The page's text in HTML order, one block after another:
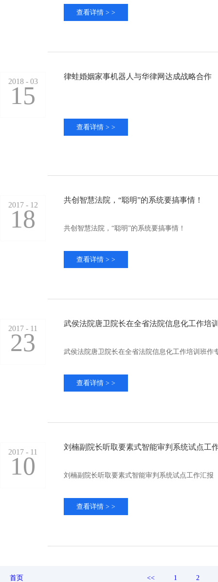
查看详情 > >
2018 - 03
15
律蛙婚姻家事机器人与华律网达成战略合作
查看详情 > >
2017 - 12
18
共创智慧法院，“聪明”的系统要搞事情！
共创智慧法院，“聪明”的系统要搞事情！
查看详情 > >
2017 - 11
23
武侯法院唐卫院长在全省法院信息化工作培
武侯法院唐卫院长在全省法院信息化工作培训班作
查看详情 > >
2017 - 11
10
刘楠副院长听取要素式智能审判系统试点工
刘楠副院长听取要素式智能审判系统试点工作汇报
查看详情 > >
首页 << 1 2